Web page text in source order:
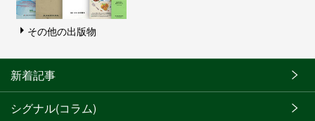
その他の出版物
新着記事
シグナル(コラム)